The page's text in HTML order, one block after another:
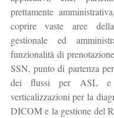
prettamente
coprire vaste aree
gestionale ed
funzionalità di
SSN, punto di partenza
dei flussi per ASL e
verticalizzazioni per la
DICOM e la gestione del